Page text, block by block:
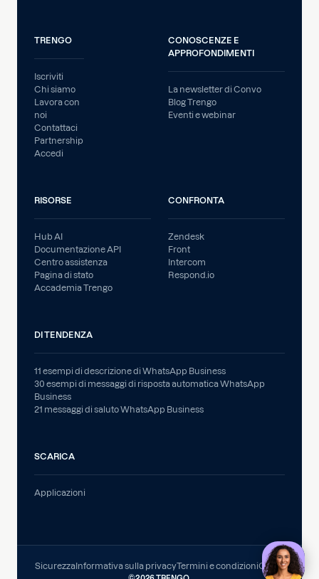
TRENGO
Iscriviti
Chi siamo
Lavora con
noi
Contattaci
Partnership
Accedi
CONOSCENZE E
APPROFONDIMENTI
La newsletter di Convo
Blog Trengo
Eventi e webinar
RISORSE
Hub AI
Documentazione API
Centro assistenza
Pagina di stato
Accademia Trengo
CONFRONTA
Zendesk
Front
Intercom
Respond.io
DI TENDENZA
11 esempi di descrizione di WhatsApp Business
30 esempi di messaggi di risposta automatica WhatsApp
Business
21 messaggi di saluto WhatsApp Business
SCARICA
Applicazioni
Sicurezza Informativa sulla privacyTermini e condizioniGDPR